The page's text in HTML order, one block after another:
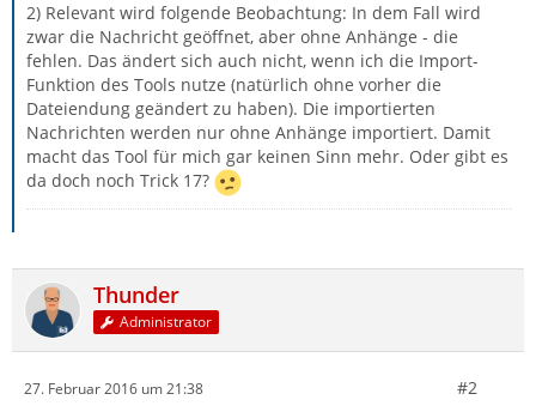
2) Relevant wird folgende Beobachtung: In dem Fall wird
zwar die Nachricht geöffnet, aber ohne Anhänge - die
fehlen. Das ändert sich auch nicht, wenn ich die Import-
Funktion des Tools nutze (natürlich ohne vorher die
Dateiendung geändert zu haben). Die importierten
Nachrichten werden nur ohne Anhänge importiert. Damit
macht das Tool für mich gar keinen Sinn mehr. Oder gibt es
da doch noch Trick 17?
Thunder
Administrator
27. Februar 2016 um 21:38 #2